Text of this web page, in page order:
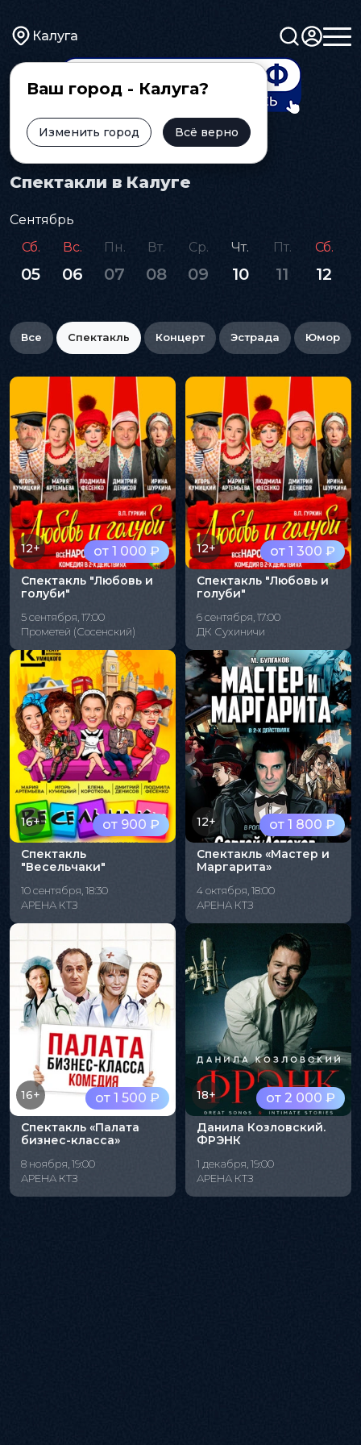
Калуга
Ваш город - Калуга?
Изменить город Всё верно
Главная Афиша Спектакль
Спектакли в Калуге
Сентябрь
Сб.
05
Вс.
06
Пн.
07
Вт.
08
Ср.
09
Чт.
10
Пт.
11
Сб.
12
Все Спектакль Концерт Эстрада Юмор
от 1 000 ₽
12+
Спектакль "Любовь и
голуби"
5 сентября, 17:00
Прометей (Сосенский)
от 1 300 ₽
12+
Спектакль "Любовь и
голуби"
6 сентября, 17:00
ДК Сухиничи
от 900 ₽
16+
Спектакль
"Весельчаки"
10 сентября, 18:30
АРЕНА КТЗ
от 1 800 ₽
12+
Спектакль «Мастер и
Маргарита»
4 октября, 18:00
АРЕНА КТЗ
от 1 500 ₽
16+
Спектакль «Палата
бизнес-класса»
8 ноября, 19:00
АРЕНА КТЗ
от 2 000 ₽
18+
Данила Козловский.
ФРЭНК
1 декабря, 19:00
АРЕНА КТЗ